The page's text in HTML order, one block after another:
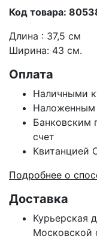
Код товара:
Длина : 37,5 см
Ширина: 43 см.
Оплата
Наличными
Наложенным
Банковским
счет
Квитанцией
Подробнее о
Доставка
Курьерская
Московской